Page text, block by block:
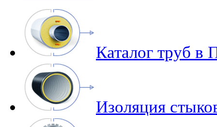
Каталог труб в
Изоляция